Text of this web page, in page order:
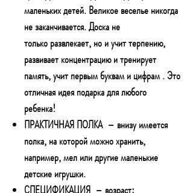
маленьких детей. Великое веселье никогда
не заканчивается. Доска не
толькоразвлекает, но и учит терпению,
развивает концентрацию и тренирует
память, учит первым буквам и цифрам. Это
отличная идея подарка для любого
ребенка!
ПРАКТИЧНАЯ ПОЛКА– внизу имеется
полка, на которой можно хранить,
например, мел или другие маленькие
детские игрушки.